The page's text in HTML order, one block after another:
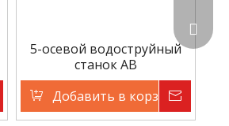
Запрос цены
5-осевой водоструйный
станок AB
Добавить в корзину